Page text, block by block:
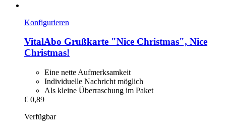
Konfigurieren
VitalAbo Grußkarte "Nice Christmas", Nice
Christmas!
Eine nette Aufmerksamkeit
Individuelle Nachricht möglich
Als kleine Überraschung im Paket
€ 0,89
Verfügbar